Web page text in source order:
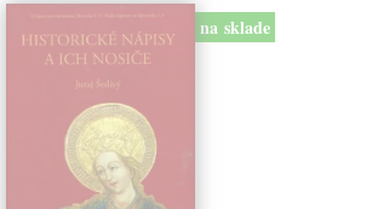
na sklade